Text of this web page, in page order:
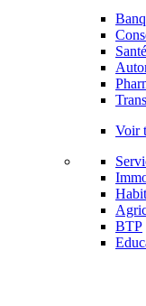
Santé
Voir
BTP